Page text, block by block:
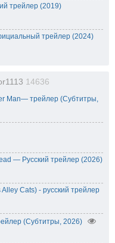
трейлер (2019)
трейлер (2024)
14636
Man— трейлер (Субтитры,
— Русский трейлер (2026)
Cats) - русский трейлер
(Субтитры, 2026)